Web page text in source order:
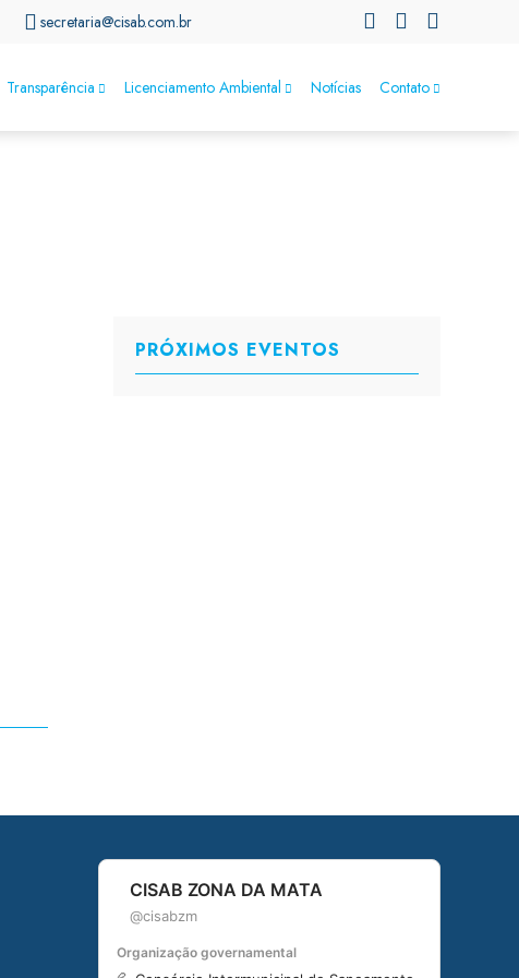
secretaria@cisab.com.br
Transparência Licenciamento Ambiental Notícias Contato
PRÓXIMOS EVENTOS
CISAB ZONA DA MATA
@cisabzm
Organização governamental